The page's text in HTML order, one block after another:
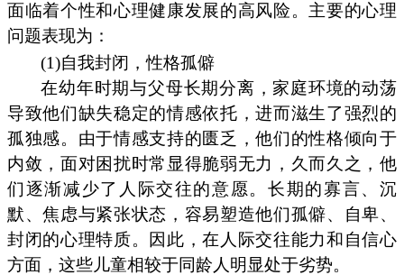
面临着个性和心理健康发展的高风险。主要的心理
问题表现为：
(1)自我封闭，性格孤僻
在幼年时期与父母长期分离，家庭环境的动荡
导致他们缺失稳定的情感依托，进而滋生了强烈的
孤独感。由于情感支持的匮乏，他们的性格倾向于
内敛，面对困扰时常显得脆弱无力，久而久之，他
们逐渐减少了人际交往的意愿。长期的寡言、沉
默、焦虑与紧张状态，容易塑造他们孤僻、自卑、
封闭的心理特质。因此，在人际交往能力和自信心
方面，这些儿童相较于同龄人明显处于劣势。